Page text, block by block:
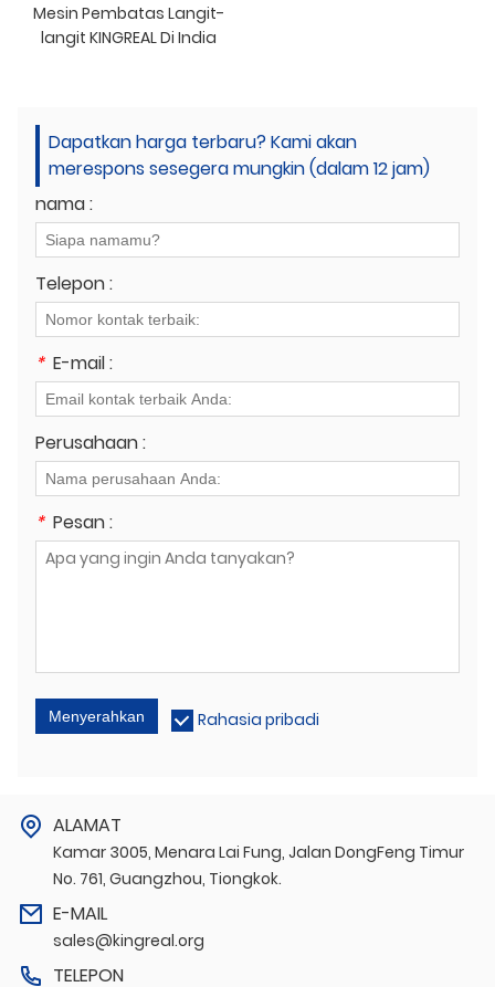
Mesin Pembatas Langit-
langit KINGREAL Di India
Dapatkan harga terbaru? Kami akan
merespons sesegera mungkin (dalam 12 jam)
nama :
Telepon :
* E-mail :
Perusahaan :
* Pesan :
Menyerahkan Rahasia pribadi
ALAMAT
Kamar 3005, Menara Lai Fung, Jalan DongFeng Timur
No. 761, Guangzhou, Tiongkok.
E-MAIL
sales@kingreal.org
TELEPON